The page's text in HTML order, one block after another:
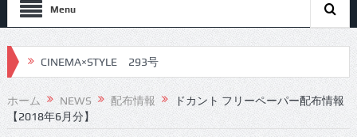
Menu
CINEMA×STYLE 293号
CINEMA×STYLE 292号
CINEMA×STYLE 291号
ホーム NEWS 配布情報
ドカント フリーペーパー配布情報
【2018年6月分】